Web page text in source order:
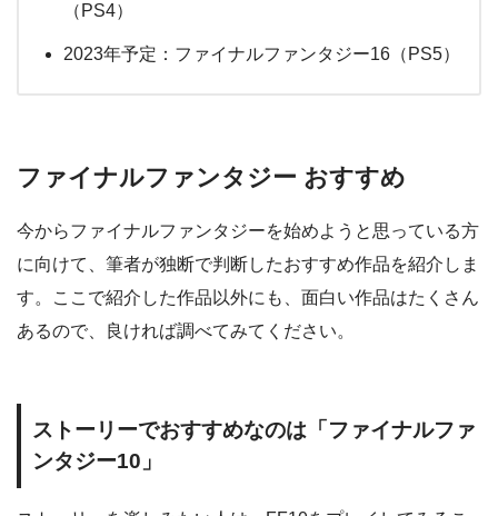
（PS4）
2023年予定：ファイナルファンタジー16（PS5）
ファイナルファンタジー おすすめ
今からファイナルファンタジーを始めようと思っている方
に向けて、筆者が独断で判断したおすすめ作品を紹介しま
す。ここで紹介した作品以外にも、面白い作品はたくさん
あるので、良ければ調べてみてください。
ストーリーでおすすめなのは「ファイナルファ
ンタジー10」